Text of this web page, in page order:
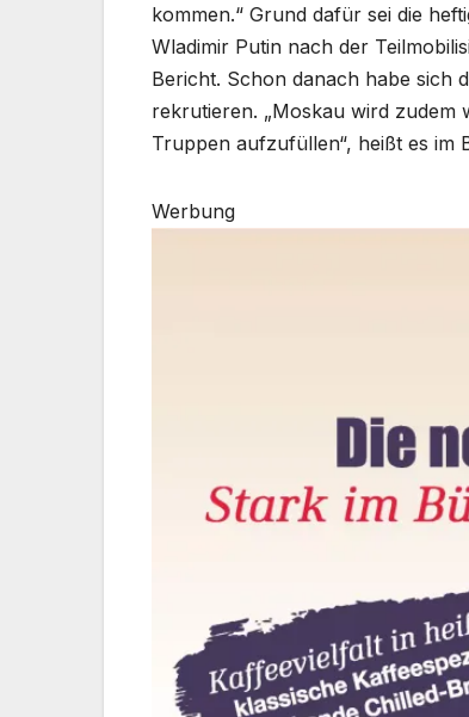
kommen.“ Grund dafür sei die
Wladimir Putin nach der
Bericht. Schon danach habe sich
rekrutieren. „Moskau wird zudem
Truppen aufzufüllen“, heißt es im
Werbung